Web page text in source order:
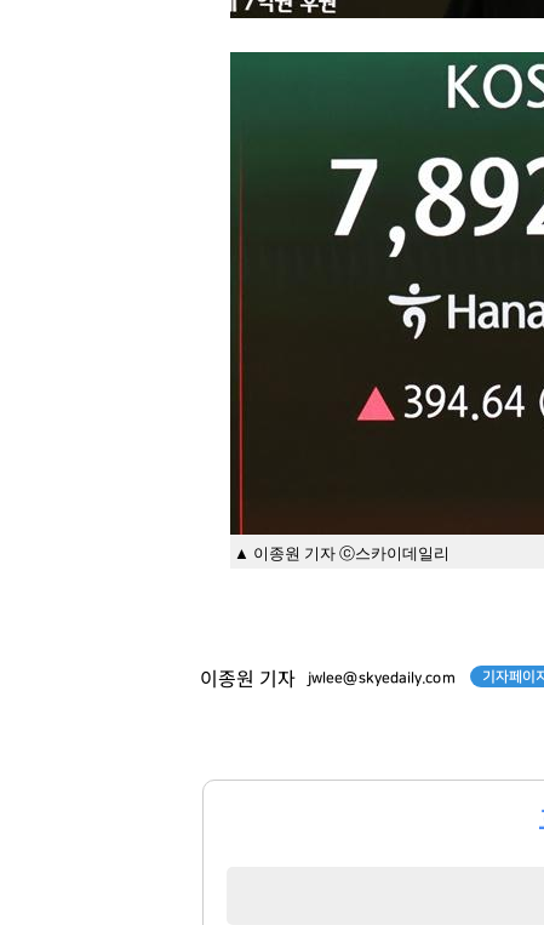
▲ 이종원 기자 ⓒ스카이데일리
이종원 기자 jwlee@skyedaily.com 기자페이